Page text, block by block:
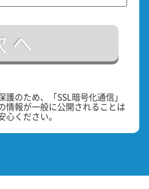
へ
のため、「SSL暗号化通信」
情報が一般に公開されることは
ください。